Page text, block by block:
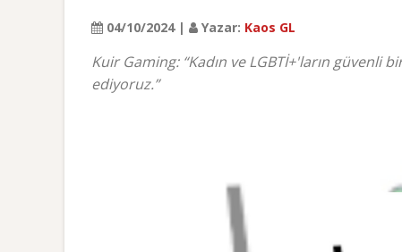
04/10/2024 | Yazar: Kaos GL
Kuir Gaming: “Kadın ve LGBTİ+'ların güvenli
ediyoruz.”